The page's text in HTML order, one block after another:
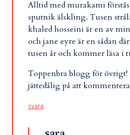
Alltid med murakami
sputnik älskling. Tusen
khaled hosseini är en av
och jane eyre är en sådan
tusen år och kommer läsa i
Toppenbra blogg för övrigt!
jättedålig på att
svara